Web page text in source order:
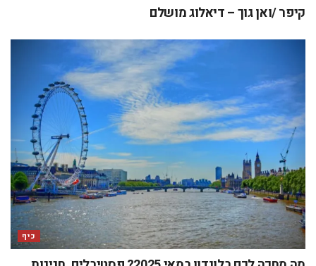
קיפר /ואן גוך – דיאלוג מושלם
כיף